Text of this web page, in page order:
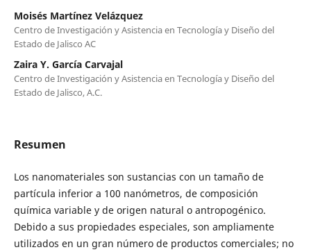
Moisés Martínez Velázquez
Centro de Investigación y Asistencia en Tecnología y Diseño del
Estado de Jalisco AC
Zaira Y. García Carvajal
Centro de Investigación y Asistencia en Tecnología y Diseño del
Estado de Jalisco, A.C.
Resumen
Los nanomateriales son sustancias con un tamaño de
partícula inferior a 100 nanómetros, de composición
química variable y de origen natural o antropogénico.
Debido a sus propiedades especiales, son ampliamente
utilizados en un gran número de productos comerciales; no